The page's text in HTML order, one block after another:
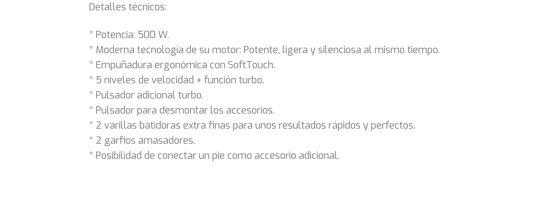
Detalles técnicos:
* Potencia: 500 W.
* Moderna tecnología de su motor: Potente, ligera y silenciosa al mismo tiempo.
* Empuñadura ergonómica con SoftTouch.
* 5 niveles de velocidad + función turbo.
* Pulsador adicional turbo.
* Pulsador para desmontar los accesorios.
* 2 varillas batidoras extra finas para unos resultados rápidos y perfectos.
* 2 garfios amasadores.
* Posibilidad de conectar un pie como accesorio adicional.